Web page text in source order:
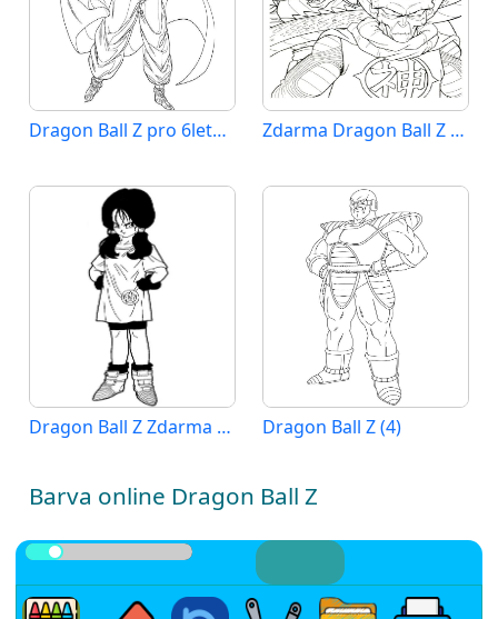
Dragon Ball Z pro 6leté Děti Zdarma Dragon Ball Z Vymalovatelné
Dragon Ball Z Zdarma Vymalovatelné Obrázek Dragon Ball Z (4)
Barva online Dragon Ball Z